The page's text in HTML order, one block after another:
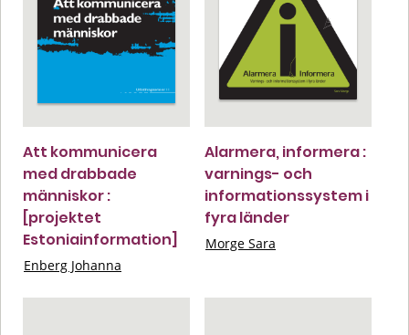
Att kommunicera
med drabbade
människor :
[projektet
Estoniainformation]
Enberg Johanna
Alarmera, informera :
varnings- och
informationssystem i
fyra länder
Morge Sara